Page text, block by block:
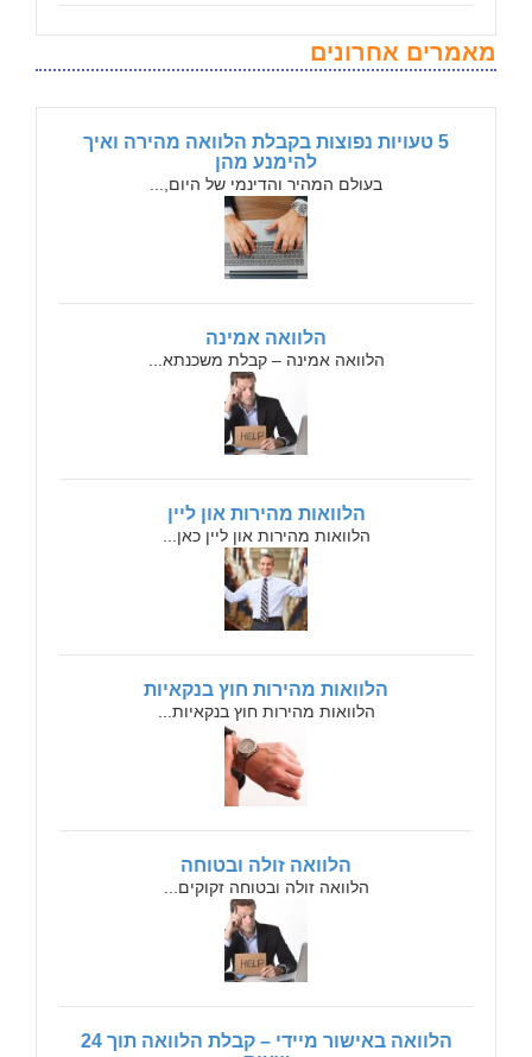
מאמרים אחרונים
5 טעויות נפוצות בקבלת הלוואה מהירה ואיך
להימנע מהן
בעולם המהיר והדינמי של היום,...
הלוואה אמינה
הלוואה אמינה – קבלת משכנתא...
הלוואות מהירות און ליין
הלוואות מהירות און ליין כאן...
הלוואות מהירות חוץ בנקאיות
הלוואות מהירות חוץ בנקאיות...
הלוואה זולה ובטוחה
הלוואה זולה ובטוחה זקוקים...
הלוואה באישור מיידי – קבלת הלוואה תוך 24